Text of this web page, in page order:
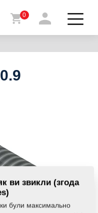
0
ви звикли (згода
були максимально